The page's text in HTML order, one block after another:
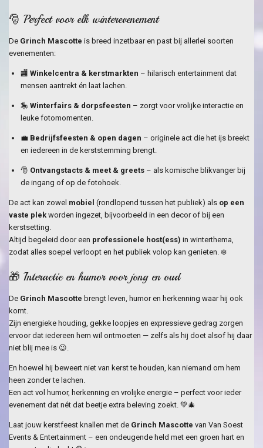
🎅 Perfect voor elk winterevenement
De Grinch Mascotte is breed inzetbaar en past bij allerlei soorten
evenementen:
🏬 Winkelcentra & kerstmarkten – hilarisch entertainment dat
mensen aantrekt én laat lachen.
🎠 Winterfairs & dorpsfeesten – zorgt voor vrolijke interactie en
leuke fotomomenten.
💼 Bedrijfsfeesten & open dagen – originele act die het ijs breekt
en iedereen in de kerststemming brengt.
🎅 Ontvangstacts & meet & greets– als komische blikvanger bij
de ingang of op de fotohoek.
De act kan zowel mobiel (rondlopend tussen het publiek) als op een
vaste plek worden ingezet, bijvoorbeeld in een decor of bij een
kerstsetting.
Altijd begeleid door een professionele host(ess) in winterthema,
zodat alles soepel verloopt en het publiek volop kan genieten. ❄️
🎁 Interactie en humor voor jong en oud
De Grinch Mascotte brengt leven, humor en herkenning waar hij ook
komt.
Zijn energieke houding, gekke loopjes en expressieve gedrag zorgen
ervoor dat iedereen hem wil ontmoeten — zelfs als hij doet alsof hij daar
niet blij mee is 😉.
En hoewel hij beweert niet van kerst te houden, kan niemand om hem
heen zonder te lachen.
Een act vol humor, herkenning en vrolijke energie – perfect voor ieder
evenement dat nét dat beetje extra beleving zoekt. 💚🎄
Laat jouw kerstfeest knallen met de Grinch Mascotte van Van Soest
Events & Entertainment – een ondeugende held met een groen hart en